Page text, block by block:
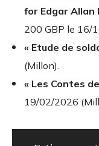
for Edgar Allan
200 GBP le 16/
« Etude de
(Millon).
« Les Contes
19/02/2026